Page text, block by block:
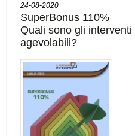
24-08-2020
SuperBonus 110%
Quali sono gli interventi
agevolabili?